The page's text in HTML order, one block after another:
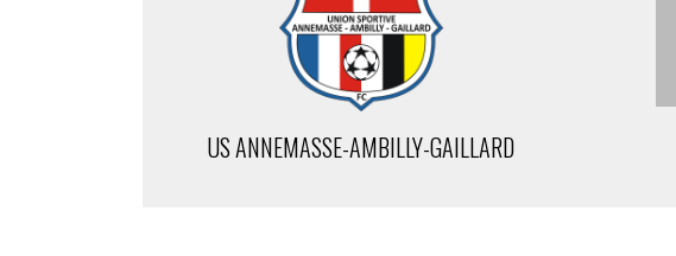
US ANNEMASSE-AMBILLY-GAILLARD